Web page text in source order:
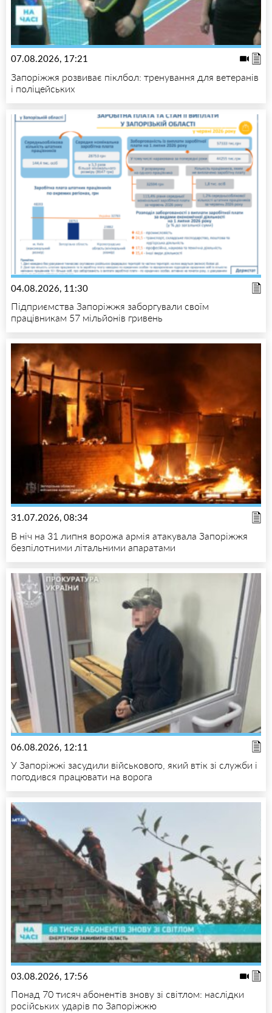
07.08.2026, 17:21
Запоріжжя розвиває піклбол: тренування для ветеранів
і поліцейських
04.08.2026, 11:30
Підприємства Запоріжжя заборгували своїм
працівникам 57 мільйонів гривень
31.07.2026, 08:34
В ніч на 31 липня ворожа армія атакувала Запоріжжя
безпілотними літальними апаратами
06.08.2026, 12:11
У Запоріжжі засудили військового, який втік зі служби і
погодився працювати на ворога
03.08.2026, 17:56
Понад 70 тисяч абонентів знову зі світлом: наслідки
російських ударів по Запоріжжю